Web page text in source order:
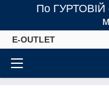
По ГУРТОВІЙ
E-OUTLET